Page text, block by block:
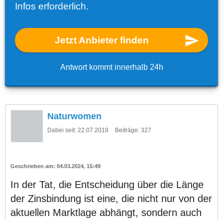
Infos erforderlich.
Jetzt Anbieter finden
Antwort kommt innerhalb 24h
Naturwomen
Dabei seit: 22.07.2018 Beiträge: 327
04.03.2024, 15:49
In der Tat, die Entscheidung über die Länge
der Zinsbindung ist eine, die nicht nur von der
aktuellen Marktlage abhängt, sondern auch